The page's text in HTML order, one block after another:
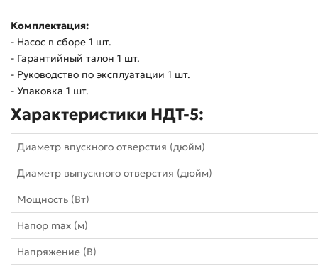
Комплектация:
- Насос в сборе 1 шт.
- Гарантийный талон 1 шт.
- Руководство по эксплуатации 1 шт.
- Упаковка 1 шт.
Характеристики НДТ-5:
Диаметр впускного отверстия (дюйм)
Диаметр выпускного отверстия (дюйм)
Мощность (Вт)
Напор max (м)
Напряжение (В)